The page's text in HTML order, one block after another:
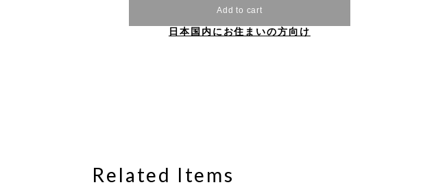
Add to cart
日本国内にお住まいの方向け
Related Items